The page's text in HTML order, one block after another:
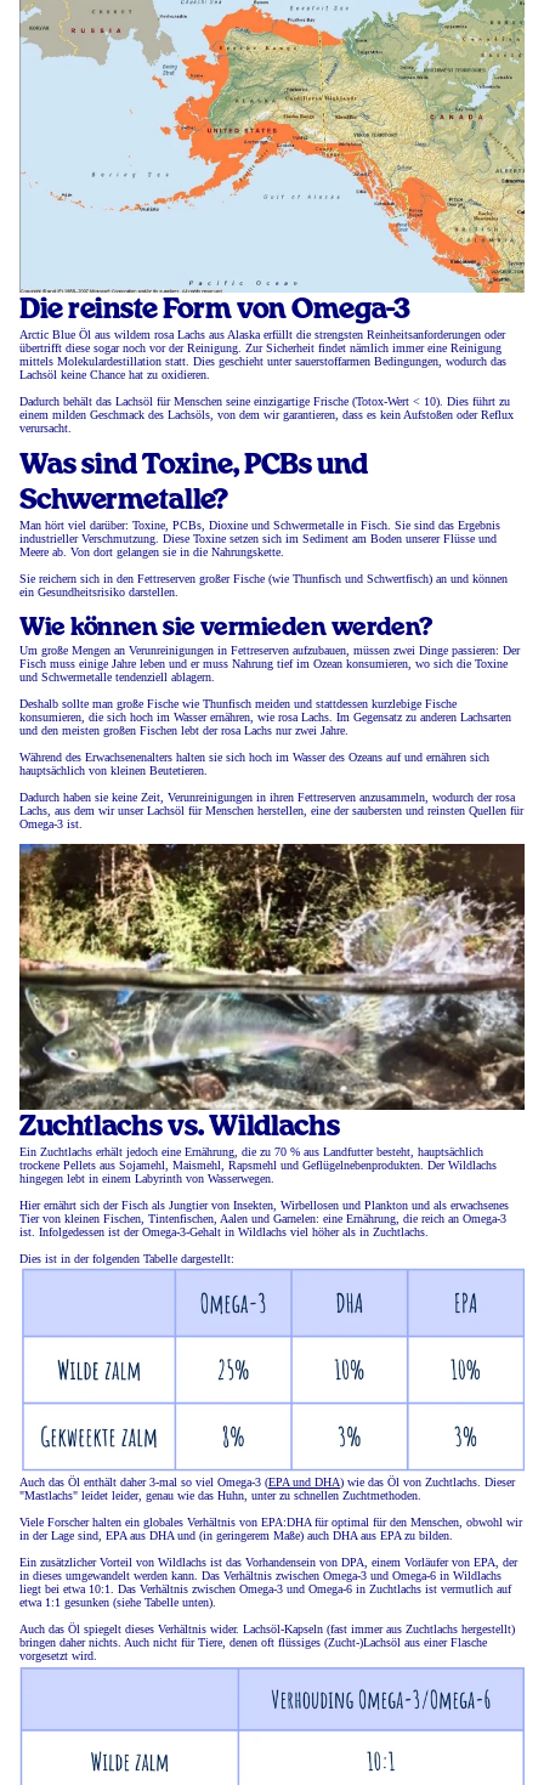
Die reinste Form von Omega-3
Arctic Blue Öl aus wildem rosa Lachs aus Alaska erfüllt die strengsten Reinheitsanforderungen oder
übertrifft diese sogar noch vor der Reinigung. Zur Sicherheit findet nämlich immer eine Reinigung
mittels Molekulardestillation statt. Dies geschieht unter sauerstoffarmen Bedingungen, wodurch das
Lachsöl keine Chance hat zu oxidieren.
Dadurch behält das Lachsöl für Menschen seine einzigartige Frische (Totox-Wert < 10). Dies führt zu
einem milden Geschmack des Lachsöls, von dem wir garantieren, dass es kein Aufstoßen oder Reflux
verursacht.
Was sind Toxine, PCBs und
Schwermetalle?
Man hört viel darüber: Toxine, PCBs, Dioxine und Schwermetalle in Fisch. Sie sind das Ergebnis
industrieller Verschmutzung. Diese Toxine setzen sich im Sediment am Boden unserer Flüsse und
Meere ab. Von dort gelangen sie in die Nahrungskette.
Sie reichern sich in den Fettreserven großer Fische (wie Thunfisch und Schwertfisch) an und können
ein Gesundheitsrisiko darstellen.
Wie können sie vermieden werden?
Um große Mengen an Verunreinigungen in Fettreserven aufzubauen, müssen zwei Dinge passieren: Der
Fisch muss einige Jahre leben und er muss Nahrung tief im Ozean konsumieren, wo sich die Toxine
und Schwermetalle tendenziell ablagern.
Deshalb sollte man große Fische wie Thunfisch meiden und stattdessen kurzlebige Fische
konsumieren, die sich hoch im Wasser ernähren, wie rosa Lachs. Im Gegensatz zu anderen Lachsarten
und den meisten großen Fischen lebt der rosa Lachs nur zwei Jahre.
Während des Erwachsenenalters halten sie sich hoch im Wasser des Ozeans auf und ernähren sich
hauptsächlich von kleinen Beutetieren.
Dadurch haben sie keine Zeit, Verunreinigungen in ihren Fettreserven anzusammeln, wodurch der rosa
Lachs, aus dem wir unser Lachsöl für Menschen herstellen, eine der saubersten und reinsten Quellen für
Omega-3 ist.
Zuchtlachs vs. Wildlachs
Ein Zuchtlachs erhält jedoch eine Ernährung, die zu 70 % aus Landfutter besteht, hauptsächlich
trockene Pellets aus Sojamehl, Maismehl, Rapsmehl und Geflügelnebenprodukten. Der Wildlachs
hingegen lebt in einem Labyrinth von Wasserwegen.
Hier ernährt sich der Fisch als Jungtier von Insekten, Wirbellosen und Plankton und als erwachsenes
Tier von kleinen Fischen, Tintenfischen, Aalen und Garnelen: eine Ernährung, die reich an Omega-3
ist. Infolgedessen ist der Omega-3-Gehalt in Wildlachs viel höher als in Zuchtlachs.
Dies ist in der folgenden Tabelle dargestellt:
Auch das Öl enthält daher 3-mal so viel Omega-3 (EPA und DHA) wie das Öl von Zuchtlachs. Dieser
"Mastlachs" leidet leider, genau wie das Huhn, unter zu schnellen Zuchtmethoden.
Viele Forscher halten ein globales Verhältnis von EPA:DHA für optimal für den Menschen, obwohl wir
in der Lage sind, EPA aus DHA und (in geringerem Maße) auch DHA aus EPA zu bilden.
Ein zusätzlicher Vorteil von Wildlachs ist das Vorhandensein von DPA, einem Vorläufer von EPA, der
in dieses umgewandelt werden kann. Das Verhältnis zwischen Omega-3 und Omega-6 in Wildlachs
liegt bei etwa 10:1. Das Verhältnis zwischen Omega-3 und Omega-6 in Zuchtlachs ist vermutlich auf
etwa 1:1 gesunken (siehe Tabelle unten).
Auch das Öl spiegelt dieses Verhältnis wider. Lachsöl-Kapseln (fast immer aus Zuchtlachs hergestellt)
bringen daher nichts. Auch nicht für Tiere, denen oft flüssiges (Zucht-)Lachsöl aus einer Flasche
vorgesetzt wird.